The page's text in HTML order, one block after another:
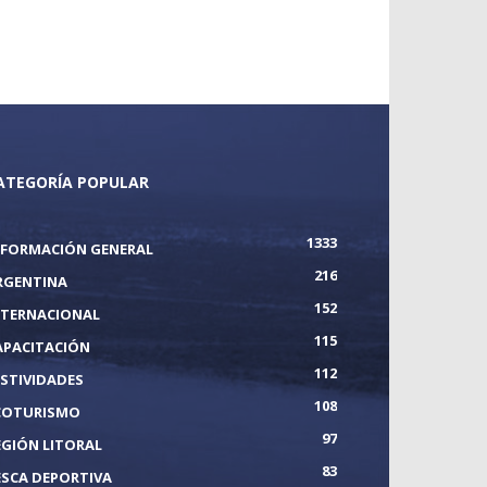
POPULAR
GENERAL
1333
216
152
115
112
108
LITORAL
97
DEPORTIVA
83